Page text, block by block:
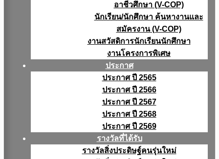
อาชีวศึกษา (V-COP)
นักเรียน/นักศึกษา ค้นหางานและ
สมัครงาน (V-COP)
งานสวัสดิการนักเรียนนักศึกษา
งานโครงการพิเศษ
ประกาศ
ประกาศ ปี 2565
ประกาศ ปี 2566
ประกาศ ปี 2567
ประกาศ ปี 2568
ประกาศ ปี 2569
รางวัลที่ได้รับ
รางวัลสิ่งประดิษฐ์คนรุ่นใหม่